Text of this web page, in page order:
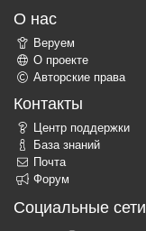
О нас
Веруем
О проекте
Авторские права
Контакты
Центр поддержки
База знаний
Почта
Форум
Социальные сети